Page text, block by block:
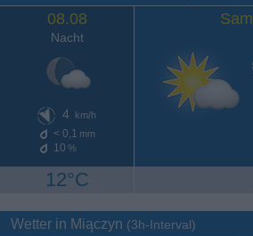
08.08
Nacht
4 km/h
< 0,1 mm
10 %
12°C
Wetter in Miączyn (3h-Interval)